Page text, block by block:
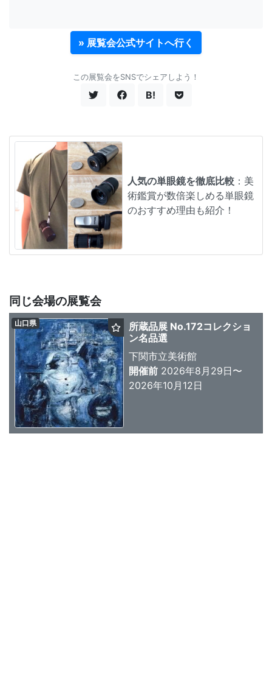
» 展覧会公式サイトへ行く
この展覧会をSNSでシェアしよう！
B!
人気の単眼鏡を徹底比較 ：美
術鑑賞が数倍楽しめる単眼鏡
のおすすめ理由も紹介！
同じ会場の展覧会
所蔵品展 No.172コレクショ
ン名品選
下関市立美術館
開催前 2026年8月29日〜
2026年10月12日
山口県